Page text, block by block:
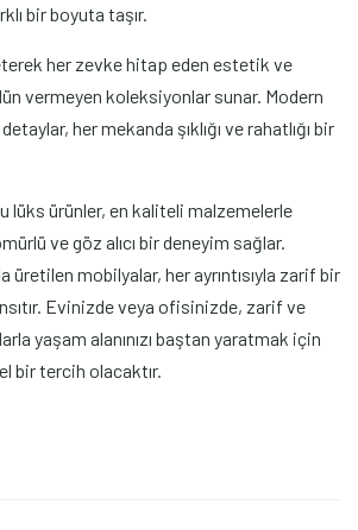
bir boyuta taşır.
her zevke hitap eden estetik ve
vermeyen koleksiyonlar sunar. Modern
her mekanda şıklığı ve rahatlığı bir
lüks ürünler, en kaliteli malzemelerle
ve göz alıcı bir deneyim sağlar.
mobilyalar, her ayrıntısıyla zarif bir
Evinizde veya ofisinizde, zarif ve
yaşam alanınızı baştan yaratmak için
bir tercih olacaktır.